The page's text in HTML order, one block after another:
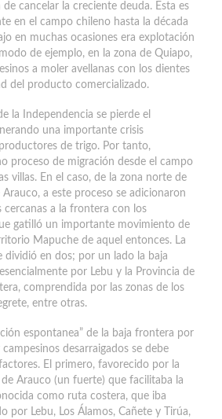
cancelar la creciente deuda. Esta es
en el campo chileno hasta la década
en muchas ocasiones era explotación
de ejemplo, en la zona de Quiapo,
a moler avellanas con los dientes
del producto comercializado.
la Independencia se pierde el
una importante crisis
de trigo. Por tanto,
proceso de migración desde el campo
villas. En el caso, de la zona norte de
Arauco, a este proceso se adicionaron
cercanas a la frontera con los
gatilló un importante movimiento de
Mapuche de aquel entonces. La
dividió en dos; por un lado la baja
por Lebu y la Provincia de
comprendida por las zonas de los
entre otras.
espontanea” de la baja frontera por
desarraigados se debe
El primero, favorecido por la
de Arauco (un fuerte) que facilitaba la
como ruta costera, que iba
por Lebu, Los Álamos, Cañete y Tirúa,